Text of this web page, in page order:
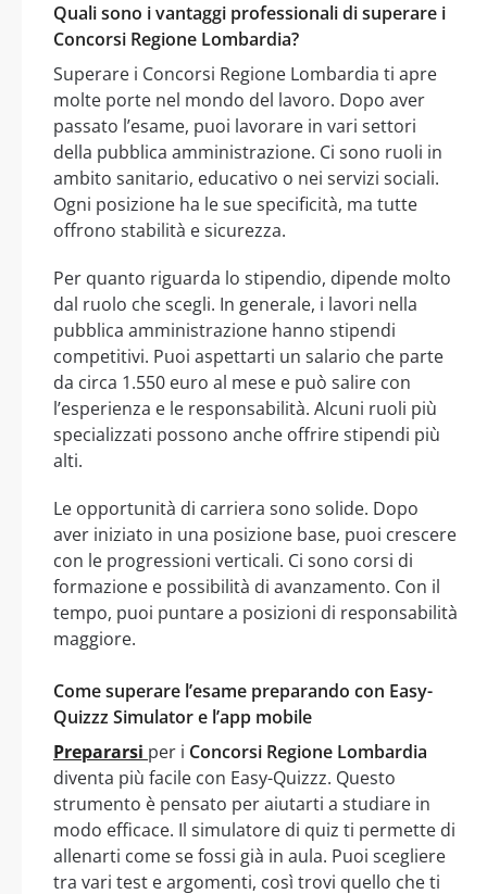
Quali sono i vantaggi professionali di superare i
Concorsi Regione Lombardia?
Superare i Concorsi Regione Lombardia ti apre
molte porte nel mondo del lavoro. Dopo aver
passato l’esame, puoi lavorare in vari settori
della pubblica amministrazione. Ci sono ruoli in
ambito sanitario, educativo o nei servizi sociali.
Ogni posizione ha le sue specificità, ma tutte
offrono stabilità e sicurezza.
Per quanto riguarda lo stipendio, dipende molto
dal ruolo che scegli. In generale, i lavori nella
pubblica amministrazione hanno stipendi
competitivi. Puoi aspettarti un salario che parte
da circa 1.550 euro al mese e può salire con
l’esperienza e le responsabilità. Alcuni ruoli più
specializzati possono anche offrire stipendi più
alti.
Le opportunità di carriera sono solide. Dopo
aver iniziato in una posizione base, puoi crescere
con le progressioni verticali. Ci sono corsi di
formazione e possibilità di avanzamento. Con il
tempo, puoi puntare a posizioni di responsabilità
maggiore.
Come superare l’esame preparando con Easy-
Quizzz Simulator e l’app mobile
Prepararsi per i Concorsi Regione Lombardia
diventa più facile con Easy-Quizzz. Questo
strumento è pensato per aiutarti a studiare in
modo efficace. Il simulatore di quiz ti permette di
allenarti come se fossi già in aula. Puoi scegliere
tra vari test e argomenti, così trovi quello che ti